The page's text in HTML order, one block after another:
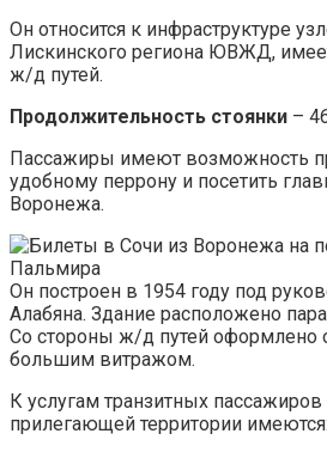
Он относится к инфраструктуре
Лискинского региона ЮВЖД,
ж/д путей.
Продолжительность стоянки –
Пассажиры имеют возможность
удобному перрону и посетить
Воронежа.
Он построен в 1954 году под
Алабяна. Здание расположено
Со стороны ж/д путей оформлено
большим витражом.
К услугам транзитных
прилегающей территории имеются: